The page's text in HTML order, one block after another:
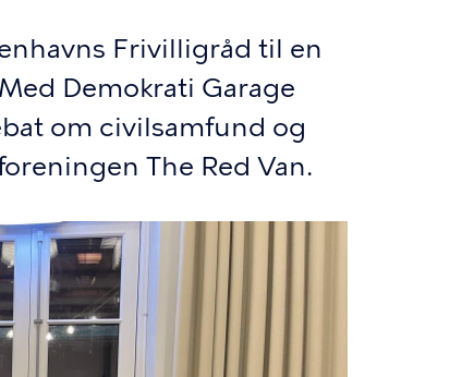
Frivilligråd til en
Demokrati Garage
om civilsamfund og
The Red Van.